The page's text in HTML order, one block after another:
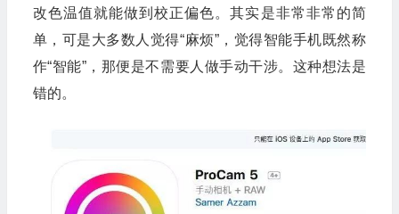
改色温值就能做到校正偏色。其实是非常非常的简
单，可是大多数人觉得“麻烦”，觉得智能手机既然称
作“智能”，那便是不需要人做手动干涉。这种想法是
错的。